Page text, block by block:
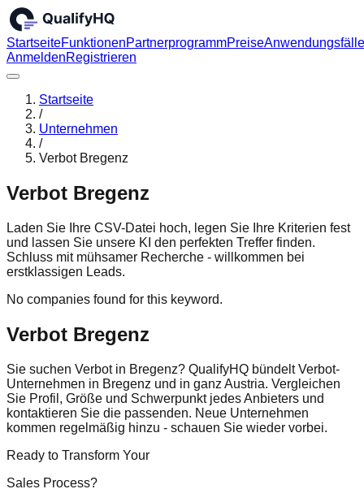
StartseiteFunktionenPartnerprogrammPreiseAnwendungsfälle
AnmeldenRegistrieren
Startseite
/
Unternehmen
/
Verbot Bregenz
Verbot Bregenz
Laden Sie Ihre CSV-Datei hoch, legen Sie Ihre Kriterien fest
und lassen Sie unsere KI den perfekten Treffer finden.
Schluss mit mühsamer Recherche - willkommen bei
erstklassigen Leads.
No companies found for this keyword.
Verbot Bregenz
Sie suchen Verbot in Bregenz? QualifyHQ bündelt Verbot-
Unternehmen in Bregenz und in ganz Austria. Vergleichen
Sie Profil, Größe und Schwerpunkt jedes Anbieters und
kontaktieren Sie die passenden. Neue Unternehmen
kommen regelmäßig hinzu - schauen Sie wieder vorbei.
Ready to Transform Your
Sales Process?